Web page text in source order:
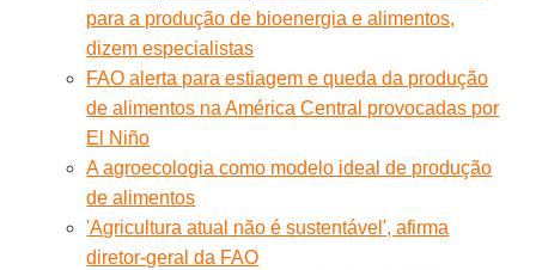
para a produção de bioenergia e alimentos,
dizem especialistas
FAO alerta para estiagem e queda da produção
de alimentos na América Central provocadas por
El Niño
A agroecologia como modelo ideal de produção
de alimentos
'Agricultura atual não é sustentável', afirma
diretor-geral da FAO